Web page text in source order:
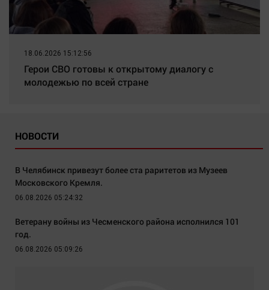
18.06.2026 15:12:56
Герои СВО готовы к открытому диалогу с
молодежью по всей стране
НОВОСТИ
В Челябинск привезут более ста раритетов из Музеев
Московского Кремля.
06.08.2026 05:24:32
Ветерану войны из Чесменского района исполнился 101
год.
06.08.2026 05:09:26